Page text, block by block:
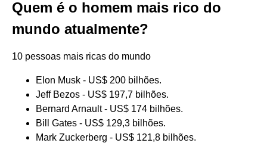
Quem é o homem mais rico do
mundo atualmente?
10 pessoas mais ricas do mundo
Elon Musk - US$ 200 bilhões.
Jeff Bezos - US$ 197,7 bilhões.
Bernard Arnault - US$ 174 bilhões.
Bill Gates - US$ 129,3 bilhões.
Mark Zuckerberg - US$ 121,8 bilhões.